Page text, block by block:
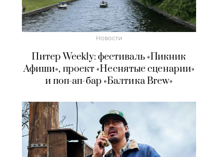
Новости
Питер Weekly: фестиваль «Пикник
Афиши», проект «Неснятые сценарии»
и поп-ап-бар «Балтика Brew»